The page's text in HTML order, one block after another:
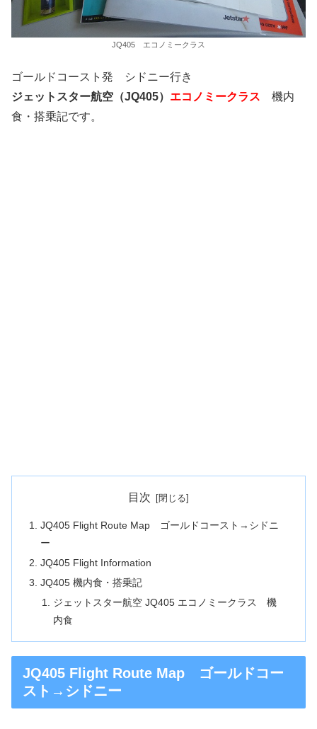
JQ405 エコノミークラス
ゴールドコースト発 シドニー行き
ジェットスター航空（JQ405） エコノミークラス 機内
食・搭乗記です。
目次
JQ405 Flight Route Map ゴールドコースト→シドニ
ー
JQ405 Flight Information
JQ405 機内食・搭乗記
ジェットスター航空 JQ405 エコノミークラス 機
内食
JQ405 Flight Route Map ゴールドコー
スト→シドニー